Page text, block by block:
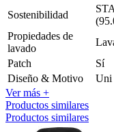
Sostenibilidad
Propiedades de
lavado
Patch
Sí
Diseño & Motivo
Uni
Ver más +
Productos similares
Productos similares